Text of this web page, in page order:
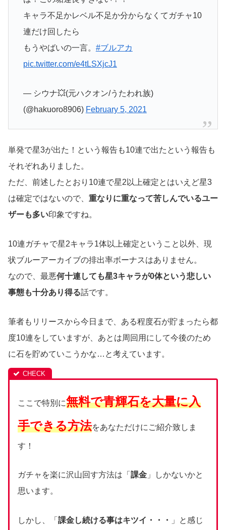
キャラ不足かレベル不足か分からなくてガチャ10
連だけ回したら
もうやばいの一言。 #ブルアカ
pic.twitter.com/e4tLSXjcJ1
— シウナ💥(元ハクオン/うたわれ族)
(@hakuoro8906) February 5, 2021
単発で星3が出た！という報告も10連で出たという報告も
それぞれありました。
ただ、前述したとおり10連で星2以上確定とはいえど星3
は確定ではないので、 重なりに重なって苦しんでいるユー
ザーも多い印象ですね。
10連ガチャで星2キャラ1体以上確定ということ以外、現
状ブルーアーカイブの排出率ボーナスはありません。
なので、最悪何十連しても星3キャラが0体という悲しい
事態も十分あり得る話です。
筆者もリリースから今日まで、ある程度石が貯まったら都
度10連をしていますが、あとは周回用にして今後のため
に石を貯めていこうかな…と考えています。
ここで特別に無料で青輝石を大量に入
手できる方法をあなただけにご紹介致しま
す！
ガチャを楽に沢山回す方法は「 課金 」しかないかと
思います。
しかし、「 課金し続ける事はキツイ・・・
」と感じ